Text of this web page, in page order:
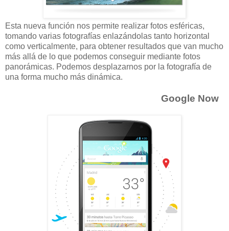
Esta nueva función nos permite realizar fotos esféricas,
tomando varias fotografías enlazándolas tanto horizontal
como verticalmente, para obtener resultados que van mucho
más allá de lo que podemos conseguir mediante fotos
panorámicas. Podemos desplazarnos por la fotografía de
una forma mucho más dinámica.
Google Now